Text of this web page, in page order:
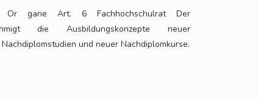
gane Art. 6 Fachhochschulrat Der
die Ausbildungskonzepte neuer
und neuer Nachdiplomkurse.